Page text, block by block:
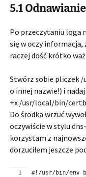
5.1 Odnawianie
Po przeczytaniu loga
się w oczy
raczej dość krótko
Stwórz sobie pliczek
o innej nazwie!) i
+x /usr/local/bin/
Do środka wrzuć
oczywiście w stylu
korzystam z
dorzuciłem jeszcze
#!/usr/bin/env